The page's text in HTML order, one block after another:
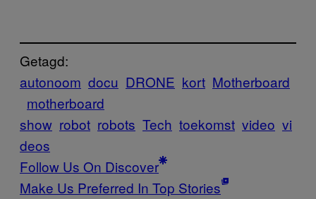
Getagd:
autonoom docu DRONE kort Motherboard
motherboard
show robot robots Tech toekomst video vi
deos
Follow Us On Discover
Make Us Preferred In Top Stories